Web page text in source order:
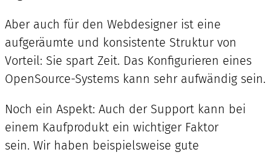
Aber auch für den Webdesigner ist eine
aufgeräumte und konsistente Struktur von
Vorteil: Sie spart Zeit. Das Konfigurieren eines
OpenSource-Systems kann sehr aufwändig sein.
Noch ein Aspekt: Auch der Support kann bei
einem Kaufprodukt ein wichtiger Faktor
sein. Wir haben beispielsweise gute